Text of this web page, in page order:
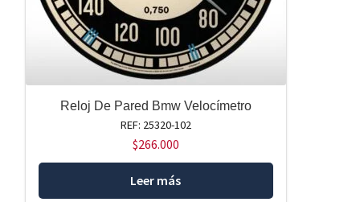
Reloj De Pared Bmw Velocímetro
REF: 25320-102
$266.000
Leer más